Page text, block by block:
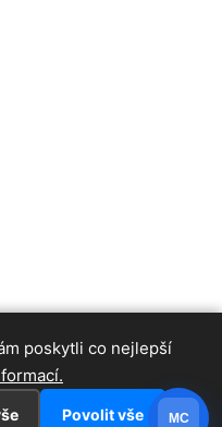
poskytli co nejlepší
Povolit vše MC